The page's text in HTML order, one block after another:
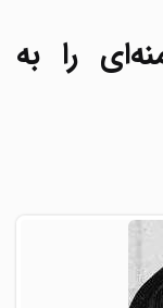
را به